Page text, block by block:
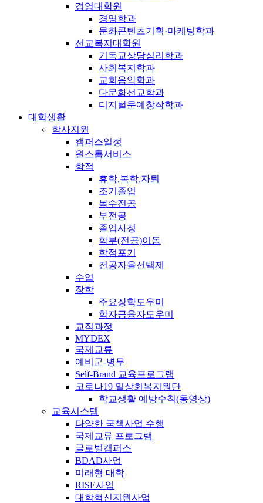
경영대학원
경영학과
문화콘텐츠기획·마케팅학과
선교복지대학원
기독교상담심리학과
사회복지학과
교회음악학과
다문화선교학과
디지털문예창작학과
대학생활
학사지원
캠퍼스일정
원스톱서비스
학적
휴학,복학,자퇴
조기졸업
복수전공
부전공
졸업사정
학부(전공)이동
학점포기
전공자율선택제
수업
장학
주요장학도우미
학자금융자도우미
교직과정
MYDEX
국제교류
예비군-병무
Self-Brand 교육프로그램
코로나19 일상회복지원단
학교생활 예방수칙(동영상)
교육시스템
다양한 국책사업 수행
국제교류 프로그램
글로벌캠퍼스
BDAD사업
미래형 대학
RISE사업
대학혁신지원사업